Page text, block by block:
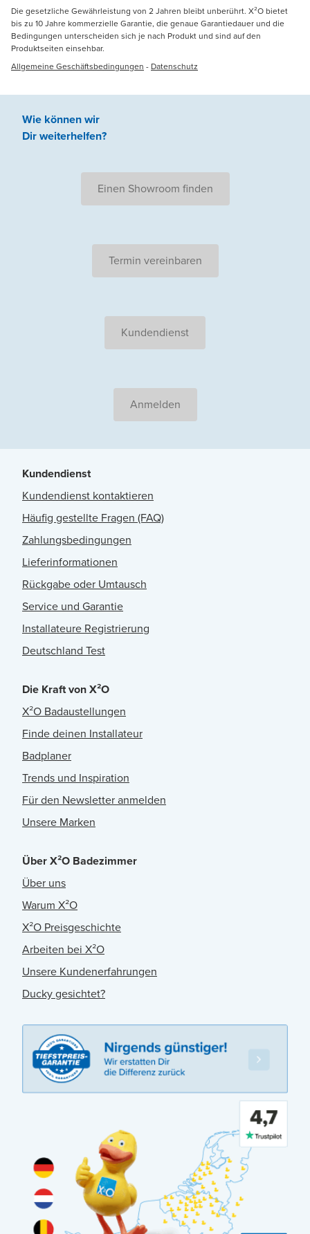
Die gesetzliche Gewährleistung von 2 Jahren bleibt unberührt. X²O bietet
bis zu 10 Jahre kommerzielle Garantie, die genaue Garantiedauer und die
Bedingungen unterscheiden sich je nach Produkt und sind auf den
Produktseiten einsehbar.
Allgemeine Geschäftsbedingungen - Datenschutz
Wie können wir
Dir weiterhelfen?
Einen Showroom finden
Termin vereinbaren
Kundendienst
Anmelden
Kundendienst
Kundendienst kontaktieren
Häufig gestellte Fragen (FAQ)
Zahlungsbedingungen
Lieferinformationen
Rückgabe oder Umtausch
Service und Garantie
Installateure Registrierung
Deutschland Test
Die Kraft von X²O
X²O Badaustellungen
Finde deinen Installateur
Badplaner
Trends und Inspiration
Für den Newsletter anmelden
Unsere Marken
Über X²O Badezimmer
Über uns
Warum X²O
X²O Preisgeschichte
Arbeiten bei X²O
Unsere Kundenerfahrungen
Ducky gesichtet?